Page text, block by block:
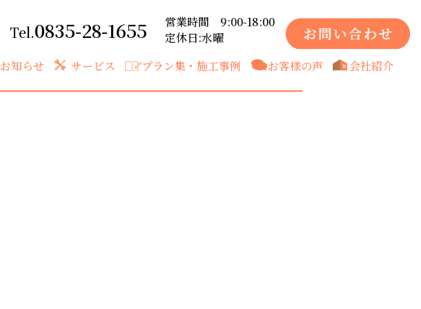
0835-28-1655
営業時間 9:00-18:00
定休日:水曜
お知らせ サービス プラン集・施工事例 お客様の声 会社紹介